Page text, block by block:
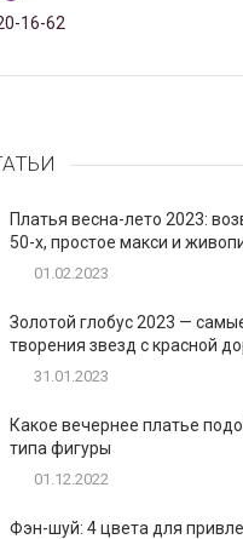
16-62
Платья весна-лето 2023:
50-х, простое макси и
01.02.2023
Золотой глобус 2023 —
творения звезд с красной
31.01.2023
Какое вечернее платье
типа фигуры
01.12.2022
Фэн-шуй: 4 цвета для